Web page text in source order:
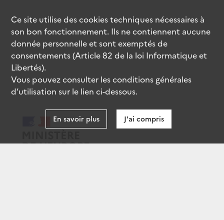
Ce site utilise descookiestechniques nécessaires à
son bon fonctionnement. Ils ne contiennent aucune
donnée personnelle et sont exemptés de
consentements (Article 82 de la loi Informatique et
Libertés).
Vous pouvez consulter les conditions générales
d’utilisation sur le lien ci-dessous.
En savoir plus J'ai compris